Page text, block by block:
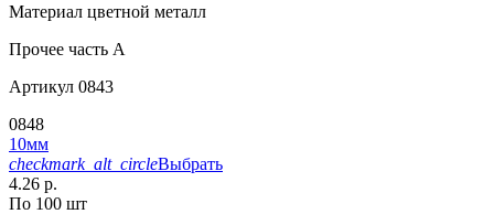
Материал цветной металл
Прочее часть A
Артикул 0843
0848
10мм
checkmark_alt_circleВыбрать
4.26 р.
По 100 шт